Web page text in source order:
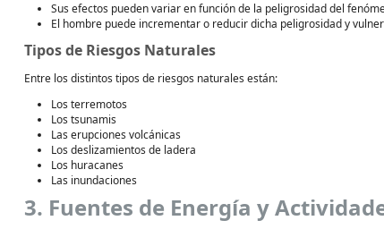
Sus efectos pueden variar en función de la peligrosidad del
El hombre puede incrementar o reducir dicha peligrosidad y
Tipos de Riesgos Naturales
Entre los distintos tipos de riesgos naturales están:
Los terremotos
Los tsunamis
Las erupciones volcánicas
Los deslizamientos de ladera
Los huracanes
Las inundaciones
3. Fuentes de Energía y